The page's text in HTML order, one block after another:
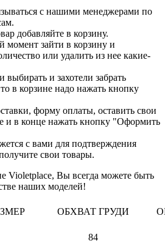
с нашими менеджерами по
добавляйте в корзину.
зайти в корзину и
или удалить из нее какие-
выбирать и захотели забрать
в корзине надо нажать кнопку
форму оплаты, оставить свои
и в конце нажать кнопку "Оформить
с вами для подтверждения
свои товары.
Violetplace, Вы всегда можете быть
наших моделей!
ОБХВАТ ГРУДИ
84